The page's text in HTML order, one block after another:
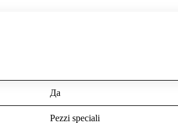
Да
Pezzi speciali